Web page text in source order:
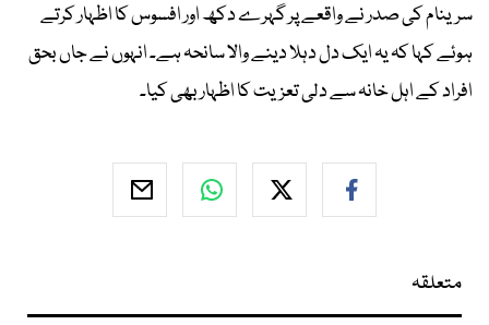
سرینام کی صدر نے واقعے پر گہرے دکھ اور افسوس کا اظہار کرتے
ہوئے کہا کہ یہ ایک دل دہلا دینے والا سانحہ ہے۔ انہوں نے جاں بحق
افراد کے اہل خانہ سے دلی تعزیت کا اظہار بھی کیا۔
متعلقہ